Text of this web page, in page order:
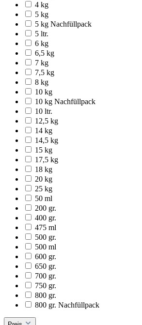
4 kg
5 kg
5 kg Nachfüllpack
5 ltr.
6 kg
6,5 kg
7 kg
7,5 kg
8 kg
10 kg
10 kg Nachfüllpack
10 ltr.
12,5 kg
14 kg
14,5 kg
15 kg
17,5 kg
18 kg
20 kg
25 kg
50 ml
200 gr.
400 gr.
475 ml
500 gr.
500 ml
600 gr.
650 gr.
700 gr.
750 gr.
800 gr.
800 gr. Nachfüllpack